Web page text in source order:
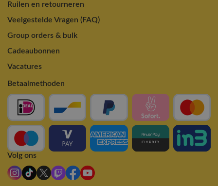
Ruilen en retourneren
Veelgestelde Vragen (FAQ)
Group orders & bulk
Cadeaubonnen
Vacatures
Betaalmethoden
Volg ons